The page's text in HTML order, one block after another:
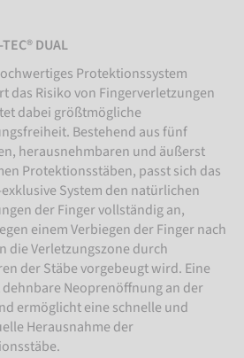
DUAL
Protektionssystem
das Risiko von Fingerverletzungen
dabei größtmögliche
Bestehend aus fünf
herausnehmbaren und äußerst
Protektionsstäben, passt sich das
System den natürlichen
der Finger vollständig an,
einem Verbiegen der Finger nach
die Verletzungszone durch
der Stäbe vorgebeugt wird. Eine
Neoprenöffnung an der
ermöglicht eine schnelle und
Herausnahme der